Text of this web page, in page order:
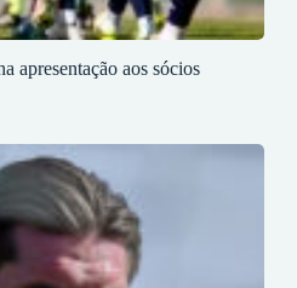
apresentação aos sócios